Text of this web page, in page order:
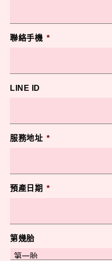
聯絡手機 *
LINE ID
服務地址 *
預產日期 *
第幾胎